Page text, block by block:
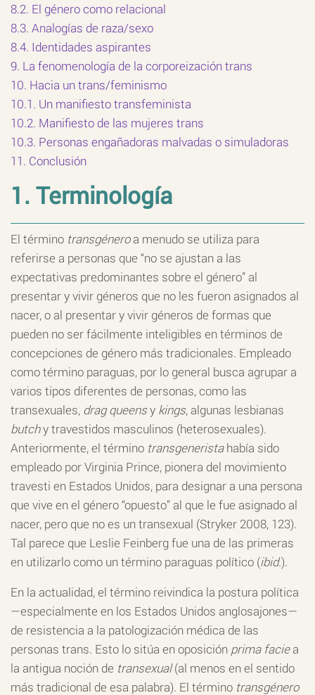
8.2. El género como relacional
8.3. Analogías de raza/sexo
8.4. Identidades aspirantes
9. La fenomenología de la corporeización trans
10. Hacia un trans/feminismo
10.1. Un manifiesto transfeminista
10.2. Manifiesto de las mujeres trans
10.3. Personas engañadoras malvadas o simuladoras
11. Conclusión
1. Terminología
El término transgéneroa menudo se utiliza para
referirse a personas que “no se ajustan a las
expectativas predominantes sobre el género” al
presentar y vivir géneros que no les fueron asignados al
nacer, o al presentar y vivir géneros de formas que
pueden no ser fácilmente inteligibles en términos de
concepciones de género más tradicionales. Empleado
como término paraguas, por lo general busca agrupar a
varios tipos diferentes de personas, como las
transexuales, drag queensy kings, algunas lesbianas
butchy travestidos masculinos (heterosexuales).
Anteriormente, el término transgeneristahabía sido
empleado por Virginia Prince, pionera del movimiento
travesti en Estados Unidos, para designar a una persona
que vive en el género “opuesto” al que le fue asignado al
nacer, pero que no es un transexual (Stryker 2008, 123).
Tal parece que Leslie Feinberg fue una de las primeras
en utilizarlo como un término paraguas político (ibid.).
En la actualidad, el término reivindica la postura política
—especialmente en los Estados Unidos anglosajones—
de resistencia a la patologización médica de las
personas trans. Esto lo sitúa en oposición prima faciea
la antigua noción de transexual(al menos en el sentido
más tradicional de esa palabra). El término transgénero